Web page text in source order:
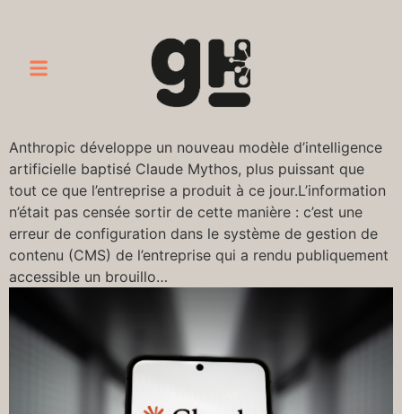
Anthropic développe un nouveau modèle d’intelligence
artificielle baptisé Claude Mythos, plus puissant que
tout ce que l’entreprise a produit à ce jour.L’information
n’était pas censée sortir de cette manière : c’est une
erreur de configuration dans le système de gestion de
contenu (CMS) de l’entreprise qui a rendu publiquement
accessible un brouillo…